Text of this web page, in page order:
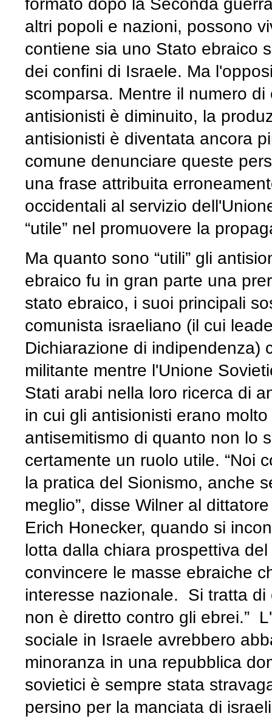
formato dopo la Seconda
altri popoli e nazioni, possono
contiene sia uno Stato ebraico
dei confini di Israele. Ma
scomparsa. Mentre il numero
antisionisti è diminuito, la
antisionisti è diventata ancora
comune denunciare queste
una frase attribuita
occidentali al servizio
“utile” nel promuovere la
Ma quanto sono “utili” gli
ebraico fu in gran parte una
stato ebraico, i suoi principali
comunista israeliano (il cui
Dichiarazione di indipendenza)
militante mentre l'Unione
Stati arabi nella loro ricerca di
in cui gli antisionisti erano
antisemitismo di quanto non lo
certamente un ruolo utile. “Noi
la pratica del Sionismo, anche
meglio”, disse Wilner al
Erich Honecker, quando si
lotta dalla chiara prospettiva
convincere le masse ebraiche
interesse nazionale. Si tratta di
non è diretto contro gli ebrei.”
sociale in Israele avrebbero
minoranza in una repubblica
sovietici è sempre stata
persino per la manciata di